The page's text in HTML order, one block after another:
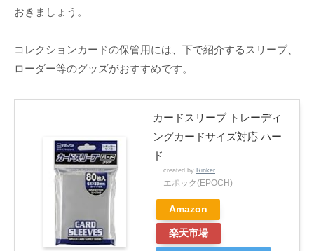
おきましょう。
コレクションカードの保管用には、下で紹介するスリーブ、
ローダー等のグッズがおすすめです。
カードスリーブ トレーディ
ングカードサイズ対応 ハー
ド
created by Rinker
エポック(EPOCH)
Amazon
楽天市場